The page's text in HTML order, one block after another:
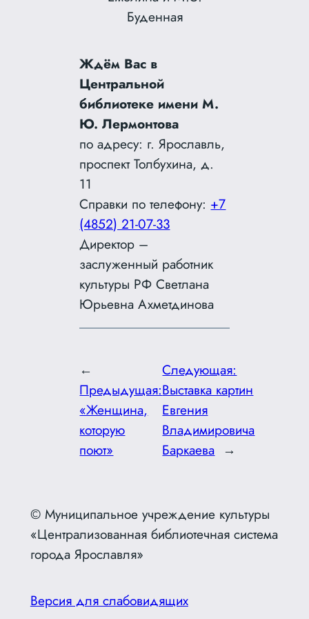
Буденная
Ждём Вас в
Центральной
библиотеке имени М.
Ю. Лермонтова
по адресу: г. Ярославль,
проспект Толбухина, д.
11
Справки по телефону: +7
(4852) 21-07-33
Директор –
заслуженный работник
культуры РФ Светлана
Юрьевна Ахметдинова
←
Предыдущая:
«Женщина,
которую
поют»
Следующая:
Выставка картин
Евгения
Владимировича
Баркаева →
© Муниципальное учреждение культуры
«Централизованная библиотечная система
города Ярославля»
Версия для слабовидящих